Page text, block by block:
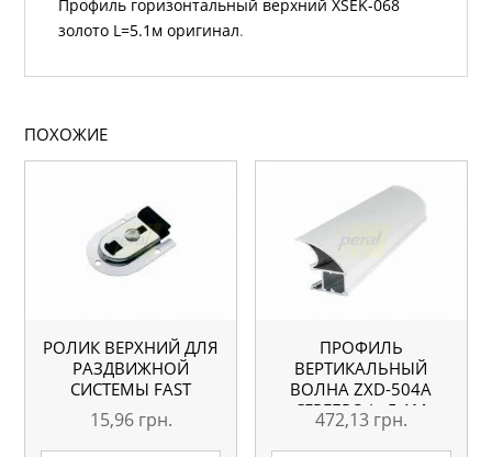
Профиль горизонтальный верхний ХSEK-068
золото L=5.1м оригинал.
ПОХОЖИЕ
РОЛИК ВЕРХНИЙ ДЛЯ
РАЗДВИЖНОЙ
СИСТЕМЫ FAST
15,96 грн.
ПРОФИЛЬ
ВЕРТИКАЛЬНЫЙ
ВОЛНА ZXD-504A
СЕРЕБРО L=5.1М
ОРИГИНАЛ
472,13 грн.